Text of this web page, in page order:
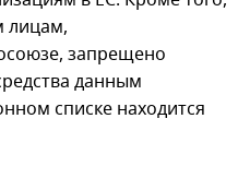
лицам,
запрещено
данным
списке находится